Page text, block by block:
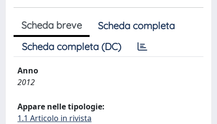
Scheda breve
Scheda completa
Scheda completa (DC)
Anno
2012
Appare nelle tipologie:
1.1 Articolo in rivista